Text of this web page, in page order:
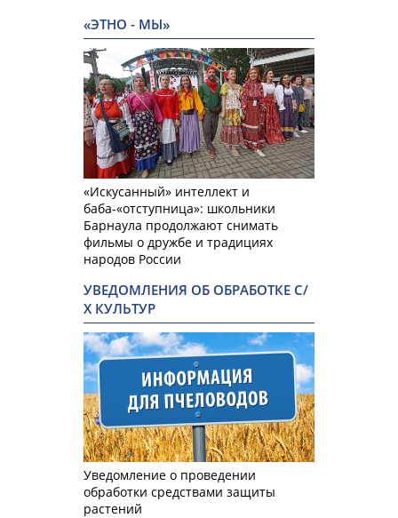
«ЭТНО - МЫ»
«Искусанный» интеллект и
баба-«отступница»: школьники
Барнаула продолжают снимать
фильмы о дружбе и традициях
народов России
УВЕДОМЛЕНИЯ ОБ ОБРАБОТКЕ С/
Х КУЛЬТУР
Уведомление о проведении
обработки средствами защиты
растений